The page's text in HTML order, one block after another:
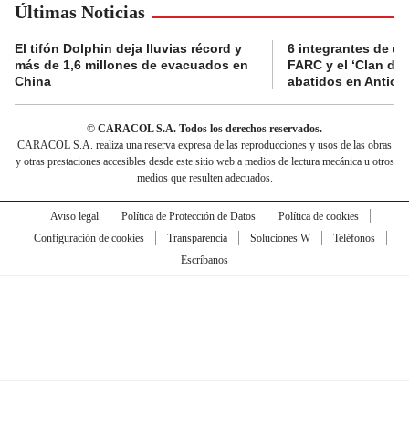
Últimas Noticias
El tifón Dolphin deja lluvias récord y
más de 1,6 millones de evacuados en
China
6 integrantes de
FARC y el ‘Clan
abatidos en
© CARACOL S.A. Todos los derechos reservados.
CARACOL S.A. realiza una reserva expresa de las reproducciones y usos de las obras
y otras prestaciones accesibles desde este sitio web a medios de lectura mecánica u otros
medios que resulten adecuados.
Aviso legal Política de Protección de Datos
Política de cookies
Configuración de cookies
Transparencia Soluciones W
Teléfonos
Escríbanos